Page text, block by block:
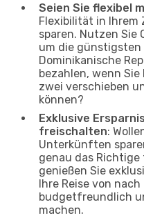
Seien Sie flexibel
Flexibilität in Ihrem
sparen. Nutzen Sie
um die günstigsten
Dominikanische
bezahlen, wenn Sie
zwei verschieben
können?
Exklusive
freischalten:
Unterkünften
genau das
genießen Sie
Ihre Reise von
budgetfreundlich
machen.